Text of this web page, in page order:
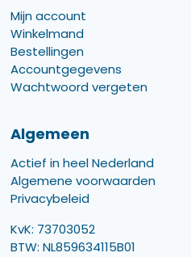
Mijn account
Winkelmand
Bestellingen
Accountgegevens
Wachtwoord vergeten
Algemeen
Actief in heel Nederland
Algemene voorwaarden
Privacybeleid
KvK: 73703052
BTW: NL859634115B01